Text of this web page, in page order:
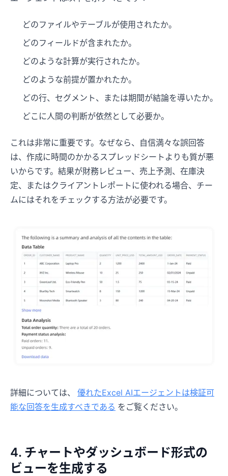
どのファイルやテーブルが使用されたか。
どのフィールドが含まれたか。
どのような計算が実行されたか。
どのような前提が置かれたか。
どの行、セグメント、または期間が結論を導いたか。
どこに人間の判断が依然として必要か。
これは非常に重要です。なぜなら、自信満々な誤回答
は、作成に時間のかかるスプレッドシートよりも質が悪
いからです。結果が財務レビュー、売上予測、在庫決
定、またはクライアントレポートに使われる場合、チー
ムにはそれをチェックする方法が必要です。
詳細については、
優れたExcel AIエージェントは検証可
能な回答を生成すべきである をご覧ください。
4. チャートやダッシュボード形式の
ビューを生成する